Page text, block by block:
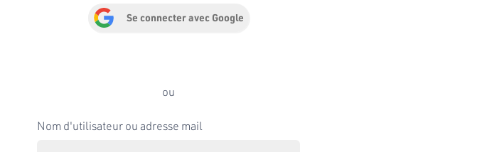
Se connecter avec Google
ou
Nom d'utilisateur ou adresse mail